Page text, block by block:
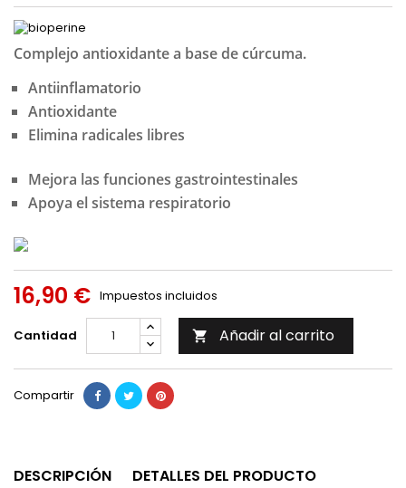
Complejo antioxidante a base de cúrcuma.
Antiinflamatorio
Antioxidante
Elimina radicales libres
Mejora las funciones gastrointestinales
Apoya el sistema respiratorio
16,90 € Impuestos incluidos
Cantidad  Añadir al carrito
Compartir
DESCRIPCIÓN DETALLES DEL PRODUCTO